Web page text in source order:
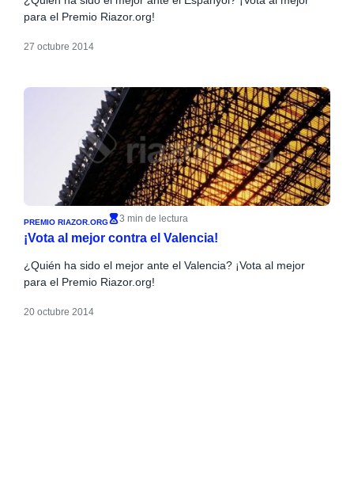
para el Premio Riazor.org!
27 octubre 2014
PREMIO RIAZOR.ORG 3 min de lectura
¡Vota al mejor contra el Valencia!
¿Quién ha sido el mejor ante el Valencia? ¡Vota al mejor
para el Premio Riazor.org!
20 octubre 2014